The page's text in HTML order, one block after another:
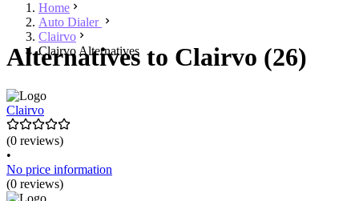
Home
Auto Dialer
Clairvo
Clairvo Alternatives
Alternatives to Clairvo (26)
Clairvo
(0 reviews)
•
No price information
(0 reviews)